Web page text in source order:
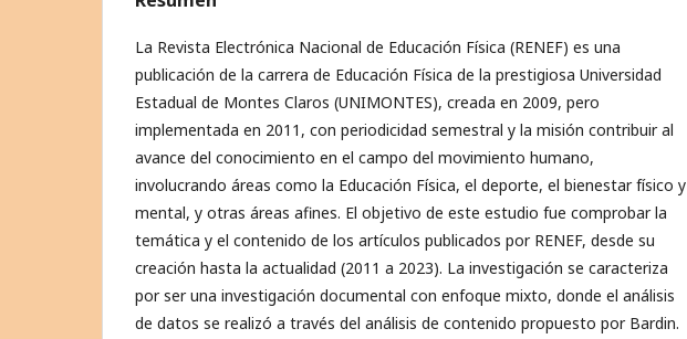
La Revista Electrónica Nacional de Educación Física (RENEF) es una
publicación de la carrera de Educación Física de la prestigiosa Universidad
Estadual de Montes Claros (UNIMONTES), creada en 2009, pero
implementada en 2011, con periodicidad semestral y la misión contribuir al
avance del conocimiento en el campo del movimiento humano,
involucrando áreas como la Educación Física, el deporte, el bienestar físico y
mental, y otras áreas afines. El objetivo de este estudio fue comprobar la
temática y el contenido de los artículos publicados por RENEF, desde su
creación hasta la actualidad (2011 a 2023). La investigación se caracteriza
por ser una investigación documental con enfoque mixto, donde el análisis
de datos se realizó a través del análisis de contenido propuesto por Bardin.